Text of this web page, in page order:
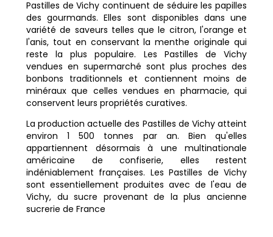
Pastilles de Vichy continuent de séduire les papilles
des gourmands. Elles sont disponibles dans une
variété de saveurs telles que le citron, l'orange et
l'anis, tout en conservant la menthe originale qui
reste la plus populaire. Les Pastilles de Vichy
vendues en supermarché sont plus proches des
bonbons traditionnels et contiennent moins de
minéraux que celles vendues en pharmacie, qui
conservent leurs propriétés curatives.
La production actuelle des Pastilles de Vichy atteint
environ 1 500 tonnes par an. Bien qu'elles
appartiennent désormais à une multinationale
américaine de confiserie, elles restent
indéniablement françaises. Les Pastilles de Vichy
sont essentiellement produites avec de l'eau de
Vichy, du sucre provenant de la plus ancienne
sucrerie de France